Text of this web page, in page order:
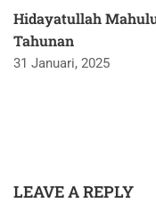
Hidayatullah
Tahunan
31 Januari, 2025
LEAVE A REPLY